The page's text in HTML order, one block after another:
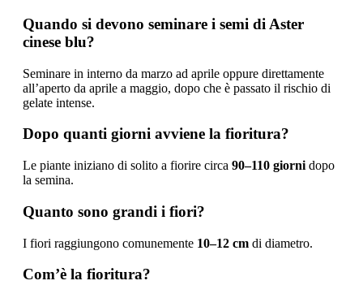
Quando si devono seminare i semi di Aster
cinese blu?
Seminare in interno da marzo ad aprile oppure direttamente
all’aperto da aprile a maggio, dopo che è passato il rischio di
gelate intense.
Dopo quanti giorni avviene la fioritura?
Le piante iniziano di solito a fiorire circa 90–110 giorni dopo
la semina.
Quanto sono grandi i fiori?
I fiori raggiungono comunemente 10–12 cm di diametro.
Com’è la fioritura?